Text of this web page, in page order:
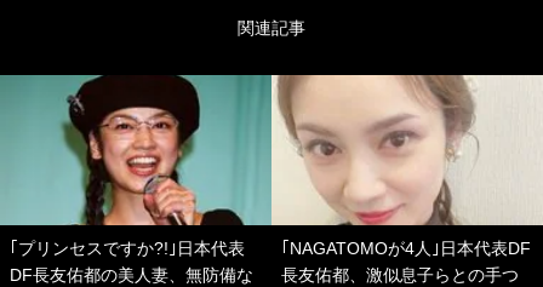
関連記事
｢プリンセスですか?!｣日本代表
DF長友佑都の美人妻、無防備な
｢NAGATOMOが4人｣日本代表DF
長友佑都、激似息子らとの手つ